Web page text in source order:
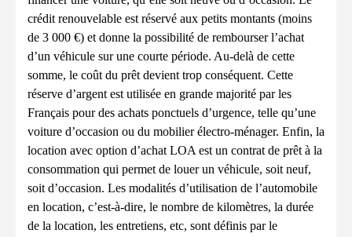
crédit renouvelable est réservé aux petits montants (moins
de 3 000 €) et donne la possibilité de rembourser l’achat
d’un véhicule sur une courte période. Au-delà de cette
somme, le coût du prêt devient trop conséquent. Cette
réserve d’argent est utilisée en grande majorité par les
Français pour des achats ponctuels d’urgence, telle qu’une
voiture d’occasion ou du mobilier électro-ménager. Enfin, la
location avec option d’achat LOA est un contrat de prêt à la
consommation qui permet de louer un véhicule, soit neuf,
soit d’occasion. Les modalités d’utilisation de l’automobile
en location, c’est-à-dire, le nombre de kilomètres, la durée
de la location, les entretiens, etc, sont définis par le